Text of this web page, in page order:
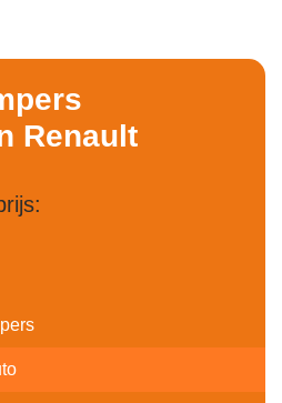
Renault